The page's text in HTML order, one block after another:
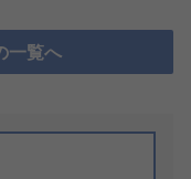
一覧へ